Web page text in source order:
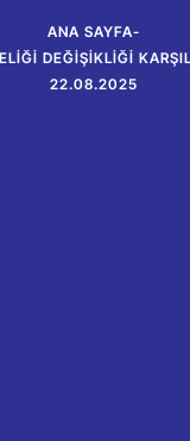
ANA SAYFA-
DEĞIŞIKLIĞI
22.08.2025